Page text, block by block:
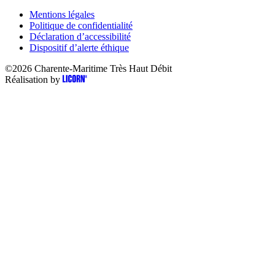
Mentions légales
Politique de confidentialité
Déclaration d’accessibilité
Dispositif d’alerte éthique
©2026 Charente-Maritime Très Haut Débit
Réalisation by